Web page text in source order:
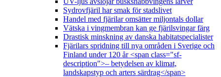
Sydrovfjäril har smak för stadslivet
Handel med fjärilar omsätter miljontals dollar
Vätska i vingmembran kan ge fjärilsvingar färg
Drastisk minskning av danska habitatspecialister
Fjärilars spridning till nya områden i Sverige och
Finland under 120 år <span class="sf-
description">– betydelsen av klimat,
landskapstyp och arters särdrag</span>